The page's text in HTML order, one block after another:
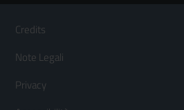
Footer
Menù
orizzontale
Credits
Note Legali
Privacy